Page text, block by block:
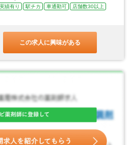
績有り 駅チカ 車通勤可
店舗数30以上
この求人に興味がある